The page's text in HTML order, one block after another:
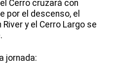
Cerro cruzará con
por el descenso, el
y el Cerro Largo se
jornada: